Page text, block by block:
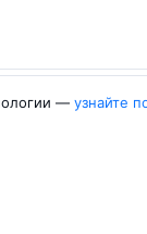
— узнайте